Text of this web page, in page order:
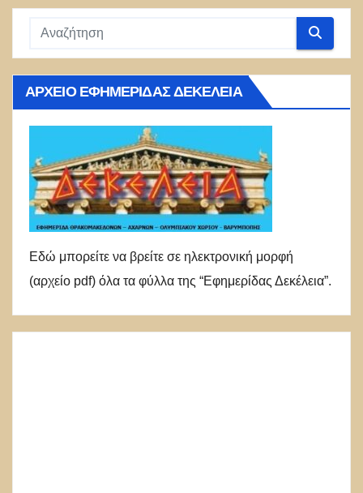
ΑΡΧΕΊΟ ΕΦΗΜΕΡΊΔΑΣ ΔΕΚΈΛΕΙΑ
Εδώ μπορείτε να βρείτε σε ηλεκτρονική μορφή
(αρχείο pdf) όλα τα φύλλα της “Εφημερίδας Δεκέλεια”.